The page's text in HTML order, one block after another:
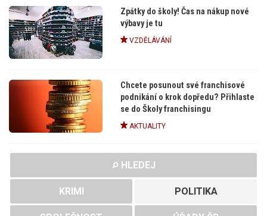
Zpátky do školy! Čas na nákup nové
výbavy je tu
VZDĚLÁVÁNÍ
Chcete posunout své franchisové
podnikání o krok dopředu? Přihlaste
se do Školy franchisingu
AKTUALITY
HLEDEJ
KRIMI POLITIKA